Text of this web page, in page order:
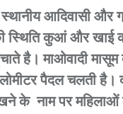
स्थानीय आदिवासी
कुआं और खाई
है। माओवादी
पैदल चलती
के नाम पर